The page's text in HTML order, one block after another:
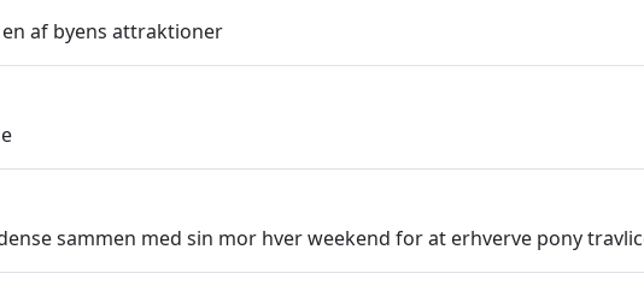
af byens attraktioner
sammen med sin mor hver weekend for at erhverve pony